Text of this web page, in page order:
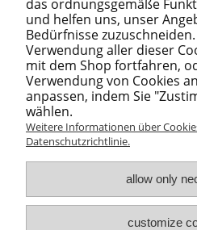
Dima
23 Mai 2024
Hallo wirkt dieses Medikment bei
Andy, Innovisense Shop
23 Mai 2024
Guten Tag. Wie bereits
Unterstützung des
sollten definitiv bei
jedoch vor allem wichtig, die
korrekt zu diagnostizieren.
das ordnungsgemäße
und helfen uns, unser
Bedürfnisse
Verwendung aller dieser
mit dem Shop fortfahren,
Verwendung von Cookies
anpassen, indem Sie
wählen.
Weitere Informationen über
Datenschutzrichtlinie.
allow only
customize